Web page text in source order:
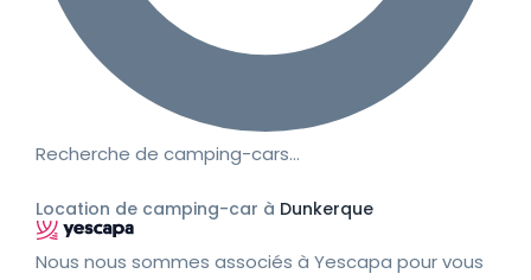
Recherche de camping-cars…
Location de camping-car à Dunkerque
Nous nous sommes associés à Yescapa pour vous